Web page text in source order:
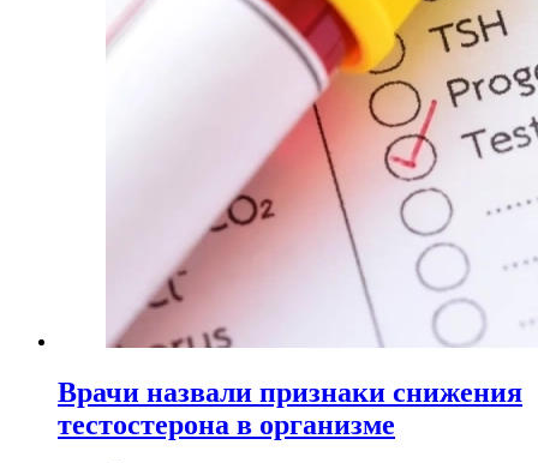
Врачи назвали признаки снижения
тестостерона в организме